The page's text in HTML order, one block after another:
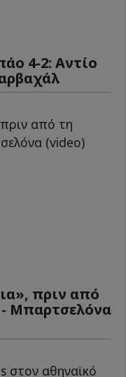
4-2: Αντίο
πριν από
- Μπαρτσελόνα